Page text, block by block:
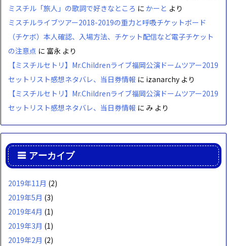
ミスチル「旅人」の歌詞で好きなところ に かーと より
ミスチルライブツアー2018-2019の重力と呼吸チケットボード
（チケボ）本人確認、入場方法、チケット配信など電子チケット
の注意点 に 富永 より
【ミスチルセトリ】Mr.Childrenライブ福岡公演ドームツアー2019
セットリスト感想ネタバレ、当日券情報 に izanarchy より
【ミスチルセトリ】Mr.Childrenライブ福岡公演ドームツアー2019
セットリスト感想ネタバレ、当日券情報 に み より
アーカイブ
2019年11月 (2)
2019年5月 (3)
2019年4月 (1)
2019年3月 (1)
2019年2月 (2)